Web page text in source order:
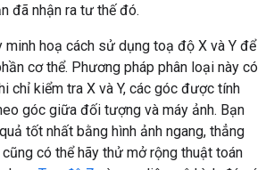
đã nhận ra tư thế đó.
hoạ cách sử dụng toạ độ X và Y để
cơ thể. Phương pháp phân loại này có
chỉ kiểm tra X và Y, các góc được tính
góc giữa đối tượng và máy ảnh. Bạn
tốt nhất bằng hình ảnh ngang, thẳng
có thể hãy thử mở rộng thuật toán